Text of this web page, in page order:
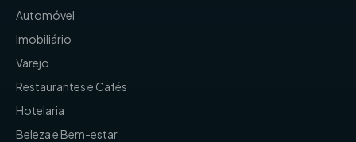
Automóvel
Imobiliário
Varejo
Restaurantes e Cafés
Hotelaria
Beleza e Bem-estar